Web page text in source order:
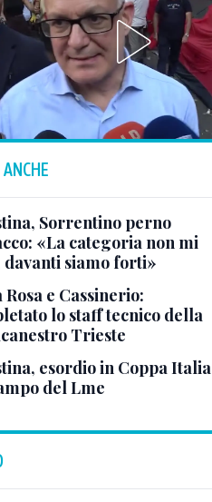
Sorrentino perno
«La categoria non mi
davanti siamo forti»
e Cassinerio:
lo staff tecnico della
Trieste
esordio in Coppa Italia
del Lme